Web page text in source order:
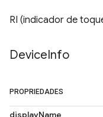
RI (indicador de
DeviceInfo
PROPRIEDADES
displayName